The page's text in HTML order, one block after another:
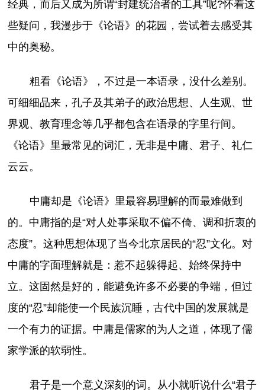
经典，而后又成为所谓“封建统治者的工具”呢?怀着这
些疑问，我漫步于《论语》的花园，尝试着去感受其
中的奥秘。
粗看《论语》，不过是一本语录，没什么差别。
可细细品来，孔子及其弟子的政治思想、人生观、世
界观、教育理念等几乎都包含在语录的字里行间。
《论语》里最常见的词汇，无非是中庸、君子、礼仁
云云。
中庸却是《论语》里最容易理解的而最难做到
的。中庸指的是“对人处事采取不偏不倚、调和折衷的
态度”。这种思想体现了当今北京居民的“忍”文化。对
中庸的字面理解就是：惹不起躲得起、始终保持中
立。这固然是好的，能避免许多不必要的争端，但过
度的“忍”却能使一个民族沉睡，古代中国的发展就是
一个有力的证据。中庸是儒家的为人之道，体现了儒
家学派的软弱性。
君子是一个意义深刻的词。从小就听说什么“君子